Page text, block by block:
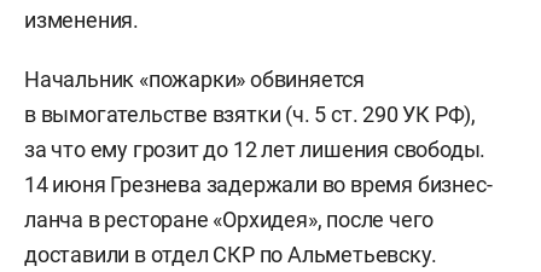
изменения.
Начальник «пожарки» обвиняется
в вымогательстве взятки (ч. 5 ст. 290 УК РФ),
за что ему грозит до 12 лет лишения свободы.
14 июня Грезнева задержали во время бизнес-
ланча в ресторане «Орхидея», после чего
доставили в отдел СКР по Альметьевску.